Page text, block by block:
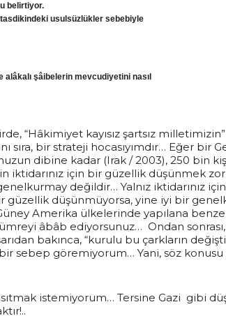
belirtiyor.
usulsüzlükler sebebiyle
şâibelerin mevcudiyetini nasıl
“Hâkimiyet kayısız şartsız
sıra, bir strateji hocasıyımdır… Eğer bir
dibine kadar (Irak / 2003), 250 bin
iktidarınız için bir güzellik düşünmek
değildir… Yalnız iktidarınız
güzellik düşünmüyorsa, yine iyi bir
Amerika ülkelerinde yapılana
âbâb ediyorsunuz… Ondan
bakınca, “kurulu bu çarkların
sebep göremiyorum… Yani, söz
istemiyorum… Tersine Gazi gibi